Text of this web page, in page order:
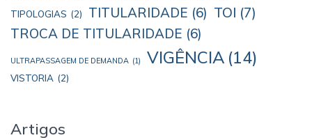
TIPOLOGIAS (2) TITULARIDADE (6) TOI (7)
TROCA DE TITULARIDADE (6)
ULTRAPASSAGEM DE DEMANDA (1) VIGÊNCIA (14)
VISTORIA (2)
Artigos